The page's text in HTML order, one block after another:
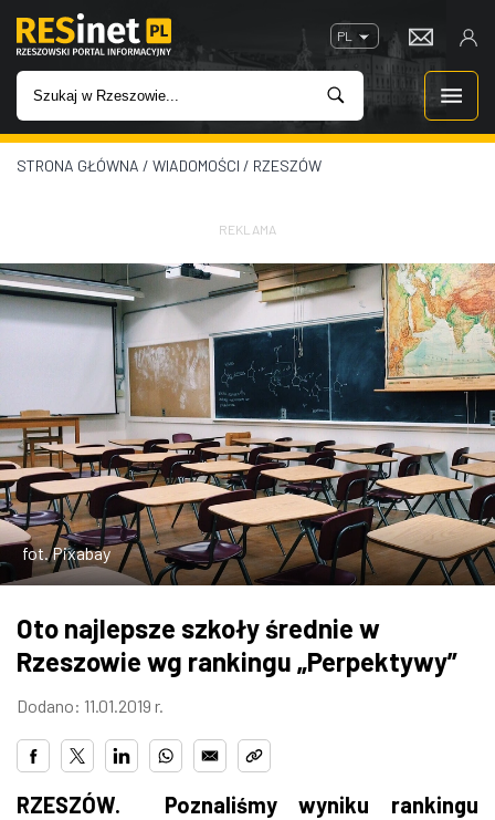
PL
WIADOMOŚCI
IMPREZY
ROZRYWKA
W KINACH
GASTRONOMIA
ZDJĘCIA
W RZESZOWIE
STRONA GŁÓWNA / WIADOMOŚCI / RZESZÓW
REKLAMA
fot. Pixabay
Oto najlepsze szkoły średnie w
Rzeszowie wg rankingu „Perpektywy”
Dodano: 11.01.2019 r.
RZESZÓW. Poznaliśmy wyniku rankingu